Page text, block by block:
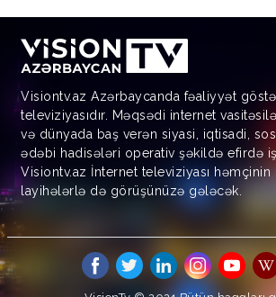
Visiontv.az Azərbaycanda fəaliyyət
televiziyasıdır. Məqsədi internet
və dünyada baş verən siyasi, iqtisadi,
ədəbi hadisələri operativ şəkildə efirdə
Visiontv.az İnternet televiziyası həmçinin
layihələrlə də görüşünüzə gələcək.